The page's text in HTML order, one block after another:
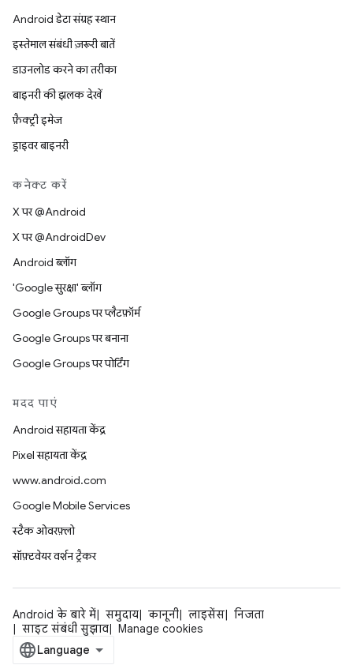
Android डेटा संग्रह स्थान
इस्तेमाल संबंधी ज़रूरी बातें
डाउनलोड करने का तरीका
बाइनरी की झलक देखें
फ़ैक्ट्री इमेज
ड्राइवर बाइनरी
कनेक्ट करें
X पर @Android
X पर @AndroidDev
Android ब्लॉग
'Google सुरक्षा' ब्लॉग
Google Groups पर प्लैटफ़ॉर्म
Google Groups पर बनाना
Google Groups पर पोर्टिंग
मदद पाएं
Android सहायता केंद्र
Pixel सहायता केंद्र
www.android.com
Google Mobile Services
स्टैक ओवरफ़्लो
सॉफ़्टवेयर वर्शन ट्रैकर
Android के बारे में समुदाय कानूनी लाइसेंस
निजता
साइट संबंधी सुझाव
Manage cookies